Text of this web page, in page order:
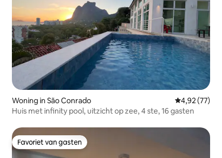
Woning in São Conrado Gemiddelde
4,92 (77)
Huis met infinity pool, uitzicht op zee, 4 ste, 16 gasten
Favoriet van gasten
Favoriet van gasten